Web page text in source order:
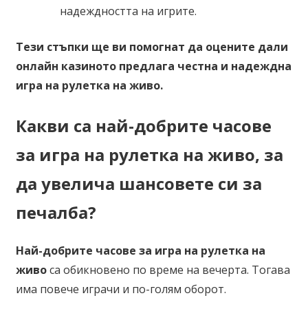
надеждността на игрите.
Тези стъпки ще ви помогнат да оцените дали
онлайн казиното предлага честна и надеждна
игра на рулетка на живо.
Какви са най-добрите часове
за игра на рулетка на живо, за
да увелича шансовете си за
печалба?
Най-добрите часове за игра на рулетка на
живоса обикновено по време на вечерта. Тогава
има повече играчи и по-голям оборот.